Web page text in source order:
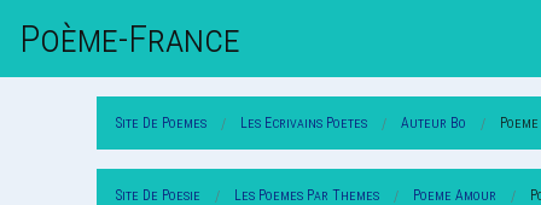
Poème-FrAnce
Site De Poemes Les Ecrivains Poetes Auteur Bo
Site De Poesie Les Poemes Par Themes Poeme Amour